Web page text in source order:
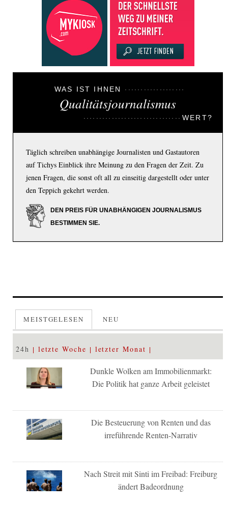
WAS IST IHNEN
Qualitätsjournalismus
WERT?
Täglich schreiben unabhängige Journalisten und Gastautoren
auf Tichys Einblick ihre Meinung zu den Fragen der Zeit. Zu
jenen Fragen, die sonst oft all zu einseitig dargestellt oder unter
den Teppich gekehrt werden.
DEN PREIS FÜR UNABHÄNGIGEN JOURNALISMUS
BESTIMMEN SIE.
MEISTGELESEN NEU
24h letzte Woche letzter Monat
Dunkle Wolken am Immobilienmarkt:
Die Politik hat ganze Arbeit geleistet
Die Besteuerung von Renten und das
irreführende Renten-Narrativ
Nach Streit mit Sinti im Freibad: Freiburg
ändert Badeordnung